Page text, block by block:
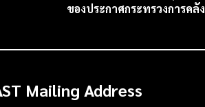
ของประกาศกระทรวงการคลัง
Mailing Address